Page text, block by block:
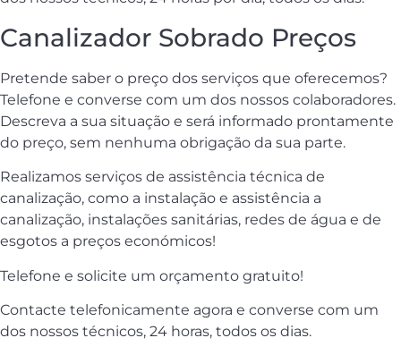
Canalizador Sobrado Preços
Pretende saber o preço dos serviços que oferecemos?
Telefone e converse com um dos nossos colaboradores.
Descreva a sua situação e será informado prontamente
do preço, sem nenhuma obrigação da sua parte.
Realizamos serviços de assistência técnica de
canalização, como a instalação e assistência a
canalização, instalações sanitárias, redes de água e de
esgotos a preços económicos!
Telefone e solicite um orçamento gratuito!
Contacte telefonicamente agora e converse com um
dos nossos técnicos, 24 horas, todos os dias.